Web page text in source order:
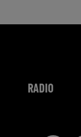
RADIO